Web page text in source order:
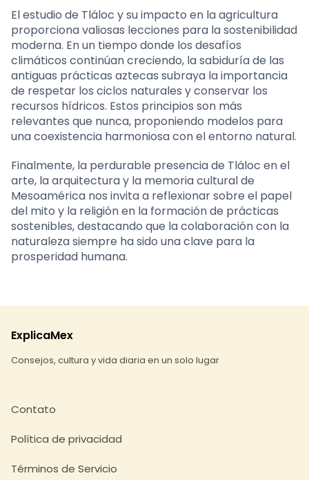
El estudio de Tláloc y su impacto en la agricultura
proporciona valiosas lecciones para la sostenibilidad
moderna. En un tiempo donde los desafíos
climáticos continúan creciendo, la sabiduría de las
antiguas prácticas aztecas subraya la importancia
de respetar los ciclos naturales y conservar los
recursos hídricos. Estos principios son más
relevantes que nunca, proponiendo modelos para
una coexistencia harmoniosa con el entorno natural.
Finalmente, la perdurable presencia de Tláloc en el
arte, la arquitectura y la memoria cultural de
Mesoamérica nos invita a reflexionar sobre el papel
del mito y la religión en la formación de prácticas
sostenibles, destacando que la colaboración con la
naturaleza siempre ha sido una clave para la
prosperidad humana.
ExplicaMex
Consejos, cultura y vida diaria en un solo lugar
Contato
Política de privacidad
Términos de Servicio